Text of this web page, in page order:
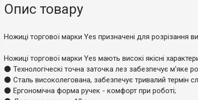
Опис товару
Ножиці торгової марки Yes призначені для розрізання
Ножиці торгової марки Yes мають високі якісні
⚫ Технологіческі точна заточка лез забезпечує м'яке
⚫ Сталь високолегована, забезпечує тривалий термін
⚫ Ергономічна форма ручек - комфорт при роботі;